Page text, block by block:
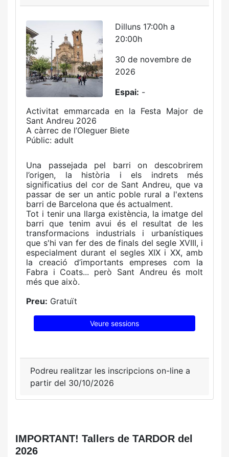
Dilluns 17:00h a
20:00h
30 de novembre de
2026
Espai: -
Activitat emmarcada en la Festa Major de
Sant Andreu 2026
A càrrec de l’Oleguer Biete
Públic: adult
Una passejada pel barri on descobrirem
l’origen, la història i els indrets més
significatius del cor de Sant Andreu, que va
passar de ser un antic poble rural a l'extens
barri de Barcelona que és actualment.
Tot i tenir una llarga existència, la imatge del
barri que tenim avui és el resultat de les
transformacions industrials i urbanístiques
que s'hi van fer des de finals del segle XVIII, i
especialment durant el segles XIX i XX, amb
la creació d’importants empreses com la
Fabra i Coats... però Sant Andreu és molt
més que això.
Preu: Gratuït
Veure sessions
Podreu realitzar les inscripcions on-line a
partir del 30/10/2026
IMPORTANT! Tallers de TARDOR del
2026